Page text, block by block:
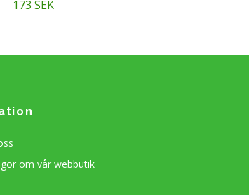
173 SEK
om vår webbutik